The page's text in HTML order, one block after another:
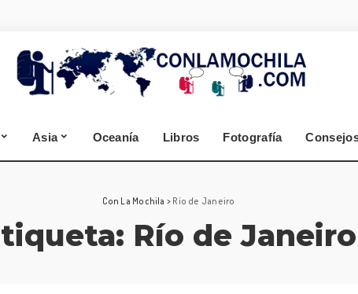
Asia Oceanía Libros Fotografía
Segovia
Selva Negra
Segovia
Zamora
A Coruña
Lugo
Selva Negra
Con La Mochila > Río de Janeiro
Río de Janeiro